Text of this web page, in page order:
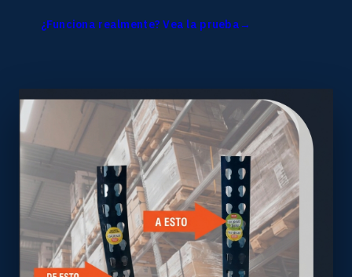
¿Funciona realmente? Vea la prueba→